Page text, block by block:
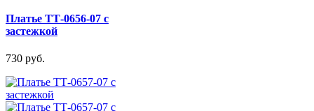
Платье ТТ-0656-07 с
застежкой
730 руб.